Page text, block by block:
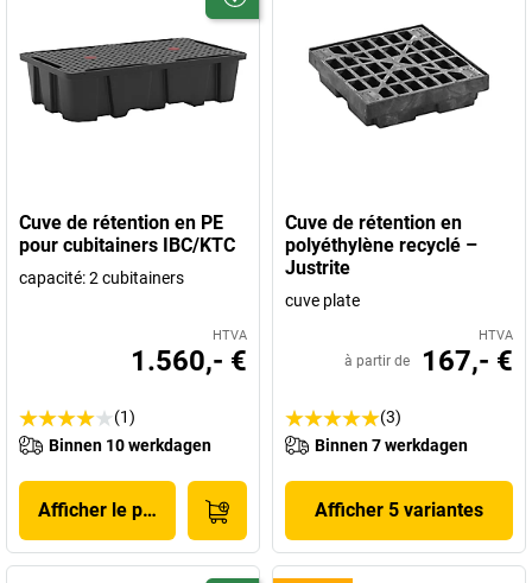
Cuve de rétention en PE
pour cubitainers IBC/KTC
capacité: 2 cubitainers
HTVA
1.560,- €
(1)
Binnen 10 werkdagen
Afficher le produit
Cuve de rétention en
polyéthylène recyclé –
Justrite
cuve plate
HTVA
à partir de 167,- €
(3)
Binnen 7 werkdagen
Afficher 5 variantes